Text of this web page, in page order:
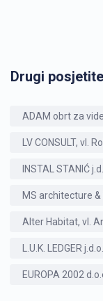
Drugi
ADAM obrt za
LV CONSULT, vl.
INSTAL STANIĆ
MS architecture &
Alter Habitat, vl.
L.U.K. LEDGER
EUROPA 2002